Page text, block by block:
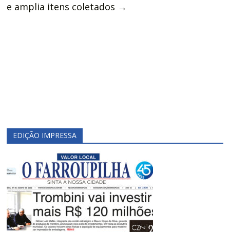
e amplia itens coletados →
EDIÇÃO IMPRESSA